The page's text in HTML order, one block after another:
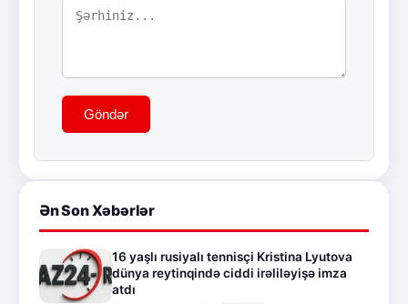
Göndər
Ən Son Xəbərlər
16 yaşlı rusiyalı tennisçi Kristina Lyutova
dünya reytinqində ciddi irəliləyişə imza
atdı